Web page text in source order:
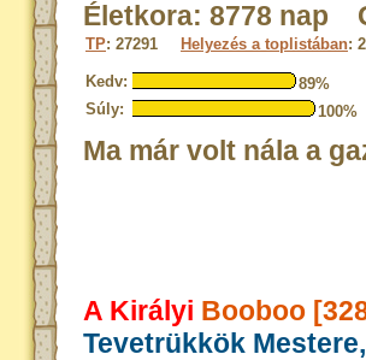
Életkora: 8778 nap
TP: 27291 Helyezés a toplistában:
Kedv:
89%
Súly:
100%
Ma már volt nála a
A Királyi Booboo
Tevetrükkök